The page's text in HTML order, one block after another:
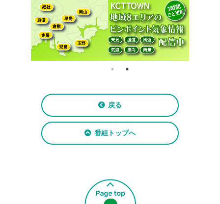
戻る
番組トップへ